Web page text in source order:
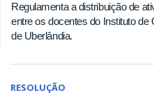
Regulamenta a distribuição de
entre os docentes do Instituto
de Uberlândia.
RESOLUÇÃO